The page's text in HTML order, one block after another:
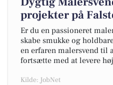
projekter på
Er du en passioneret
skabe smukke og
en erfaren malersvend til
fortsætte med at levere
Kilde: JobNet